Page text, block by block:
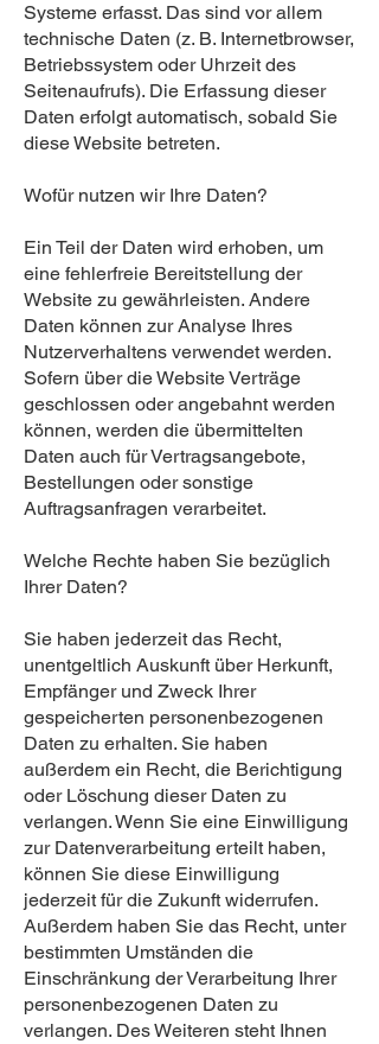
Systeme erfasst. Das sind vor allem
technische Daten (z. B. Internetbrowser,
Betriebssystem oder Uhrzeit des
Seitenaufrufs). Die Erfassung dieser
Daten erfolgt automatisch, sobald Sie
diese Website betreten.
Wofür nutzen wir Ihre Daten?
Ein Teil der Daten wird erhoben, um
eine fehlerfreie Bereitstellung der
Website zu gewährleisten. Andere
Daten können zur Analyse Ihres
Nutzerverhaltens verwendet werden.
Sofern über die Website Verträge
geschlossen oder angebahnt werden
können, werden die übermittelten
Daten auch für Vertragsangebote,
Bestellungen oder sonstige
Auftragsanfragen verarbeitet.
Welche Rechte haben Sie bezüglich
Ihrer Daten?
Sie haben jederzeit das Recht,
unentgeltlich Auskunft über Herkunft,
Empfänger und Zweck Ihrer
gespeicherten personenbezogenen
Daten zu erhalten. Sie haben
außerdem ein Recht, die Berichtigung
oder Löschung dieser Daten zu
verlangen. Wenn Sie eine Einwilligung
zur Datenverarbeitung erteilt haben,
können Sie diese Einwilligung
jederzeit für die Zukunft widerrufen.
Außerdem haben Sie das Recht, unter
bestimmten Umständen die
Einschränkung der Verarbeitung Ihrer
personenbezogenen Daten zu
verlangen. Des Weiteren steht Ihnen